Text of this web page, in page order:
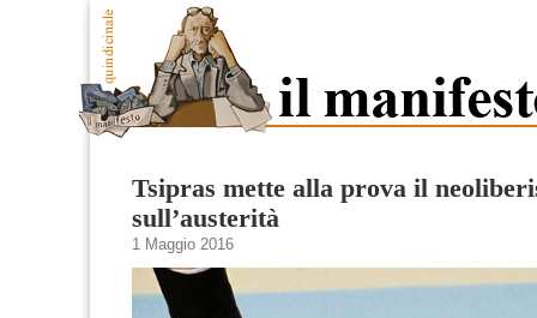
Tsipras mette alla prova il
sull’austerità
1 Maggio 2016